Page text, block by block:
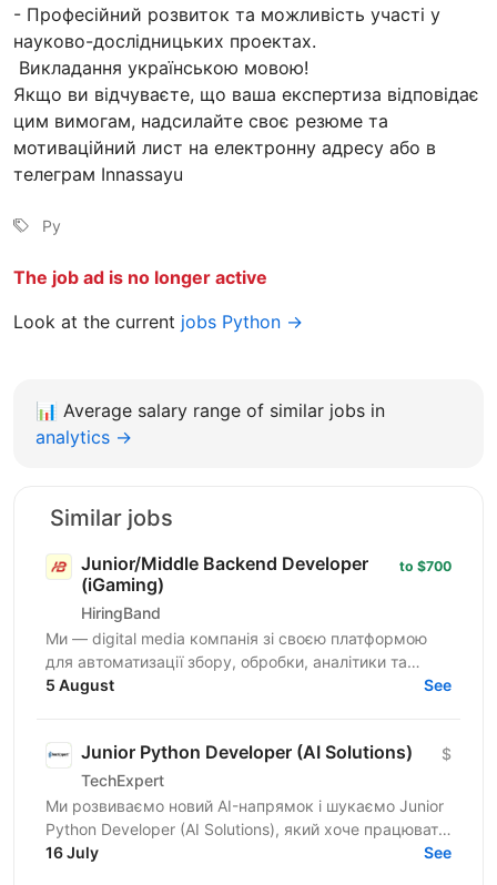
- Професійний розвиток та можливість участі у
науково-дослідницьких проектах.
Викладання українською мовою!
Якщо ви відчуваєте, що ваша експертиза відповідає
цим вимогам, надсилайте своє резюме та
мотиваційний лист на електронну адресу або в
телеграм Innassayu
Py
The job ad is no longer active
Look at the current jobs Python →
📊 Average salary range of similar jobs in
analytics →
Similar jobs
Junior/Middle Backend Developer
(iGaming)
HiringBand
to $700
Ми — digital media компанія зі своєю платформою
для автоматизації збору, обробки, аналітики та
публікації контенту. Це не замовна розробка і не
5 August See
Junior Python Developer (AI Solutions)
TechExpert
$
Ми розвиваємо новий AI-напрямок і шукаємо Junior
Python Developer (AI Solutions), який хоче працювати
на перетині Python, штучного інтелекту та...
16 July See